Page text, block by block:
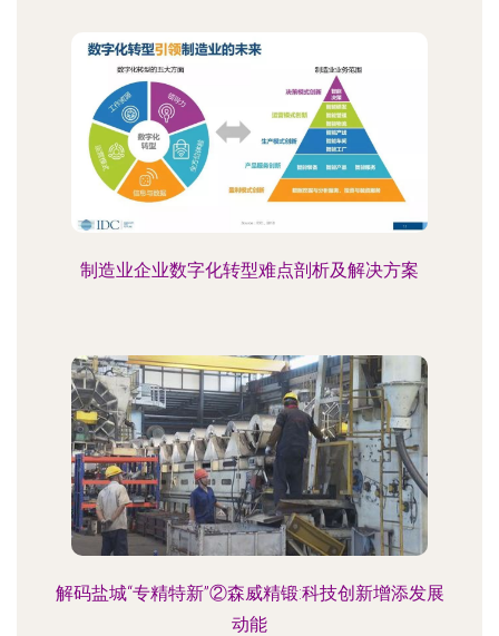
制造业企业数字化转型难点剖析及解决方案
解码盐城“专精特新”②森威精锻:科技创新增添发展
动能